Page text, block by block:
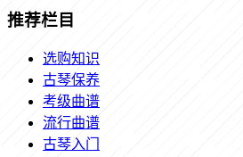
推荐栏目
选购知识
古琴保养
考级曲谱
流行曲谱
古琴入门